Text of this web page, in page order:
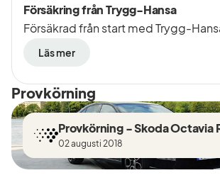
Försäkring från Trygg-Hansa
Försäkrad från start med Trygg-
Läs mer
Provkörning
Provkörning - Skoda Octavia
02 augusti 2018